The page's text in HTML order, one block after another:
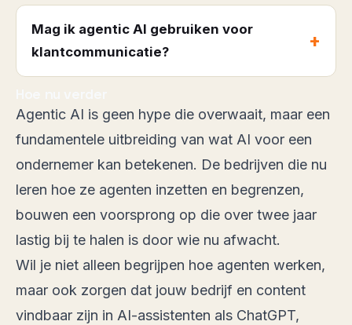
Mag ik agentic AI gebruiken voor
klantcommunicatie?
Agentic AI is geen hype die overwaait, maar een
fundamentele uitbreiding van wat AI voor een
ondernemer kan betekenen. De bedrijven die nu
leren hoe ze agenten inzetten en begrenzen,
bouwen een voorsprong op die over twee jaar
lastig bij te halen is door wie nu afwacht.
Wil je niet alleen begrijpen hoe agenten werken,
maar ook zorgen dat jouw bedrijf en content
vindbaar zijn in AI-assistenten als ChatGPT,